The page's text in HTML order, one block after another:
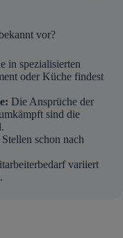
vor?
in spezialisierten
oder Küche findest
Die Ansprüche der
sind die
schon nach
variiert